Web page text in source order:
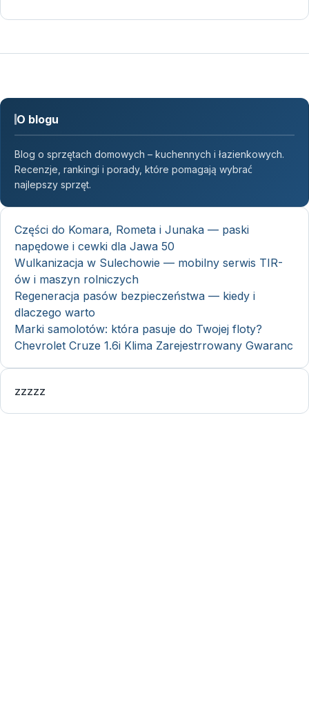
O blogu
Blog o sprzętach domowych – kuchennych i łazienkowych.
Recenzje, rankingi i porady, które pomagają wybrać
najlepszy sprzęt.
Części do Komara, Rometa i Junaka — paski
napędowe i cewki dla Jawa 50
Wulkanizacja w Sulechowie — mobilny serwis TIR-
ów i maszyn rolniczych
Regeneracja pasów bezpieczeństwa — kiedy i
dlaczego warto
Marki samolotów: która pasuje do Twojej floty?
Chevrolet Cruze 1.6i Klima Zarejestrrowany Gwaranc
zzzzz